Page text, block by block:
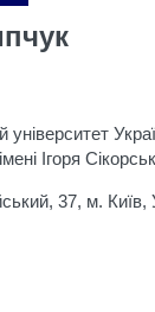
університет
Ігоря
37, м. Київ,